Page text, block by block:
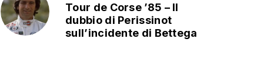
Tour de Corse ’85 – Il
dubbio di Perissinot
sull’incidente di Bettega